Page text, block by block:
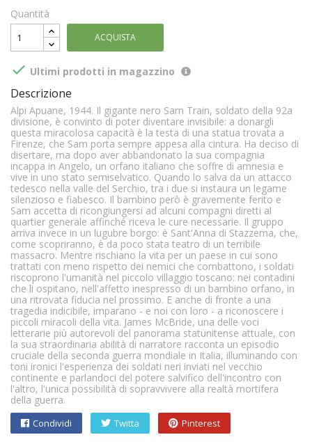
Quantità
ACQUISTA
 Ultimi prodotti in magazzino
Descrizione
Alpi Apuane, 1944. Il gigante nero Sam Train, soldato della 92a
divisione, è convinto di poter diventare invisibile: a donargli
questa miracolosa capacità è la testa di una statua trovata a
Firenze, che Sam porta sempre appesa alla cintura. Ha deciso di
disertare, ma dopo aver abbandonato la sua compagnia
incappa in Angelo, un orfano italiano che soffre di amnesia e
vive in uno stato semiselvatico. Quando lo salva da un attacco
tedesco nella valle del Serchio, tra i due si instaura un legame
silenzioso e fiabesco. Il bambino però è gravemente ferito e
Sam accetta di ricongiungersi ad alcuni compagni diretti al
quartier generale affinché riceva le cure necessarie. Il gruppo
arriva invece in un lugubre borgo: è Sant'Anna di Stazzema, che,
come scopriranno, è da poco stata teatro di un terribile
massacro. Mentre rischiano la vita per un paese in cui sono
trattati con meno rispetto dei nemici che combattono, i soldati
riscoprono l'umanità nel piccolo villaggio toscano: nei contadini
che li ospitano, nell'affetto inespresso di un bambino orfano, in
una ritrovata fiducia nel prossimo. E anche di fronte a una
tragedia indicibile, imparano - e noi con loro - a riconoscere i
piccoli miracoli della vita. James McBride, una delle voci
letterarie più autorevoli del panorama statunitense attuale, con
la sua straordinaria abilità di narratore racconta un episodio
cruciale della seconda guerra mondiale in Italia, illuminando con
toni ironici l'esperienza dei soldati neri inviati nel vecchio
continente e parlandoci del potere salvifico dell'incontro con
l'altro, l'unica possibilità di sopravvivere alla realtà mortifera
della guerra.
Condividi Twitta Pinterest